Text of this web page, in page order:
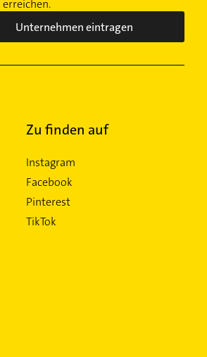
erreichen.
Unternehmen eintragen
Zu finden auf
Instagram
Facebook
Pinterest
TikTok